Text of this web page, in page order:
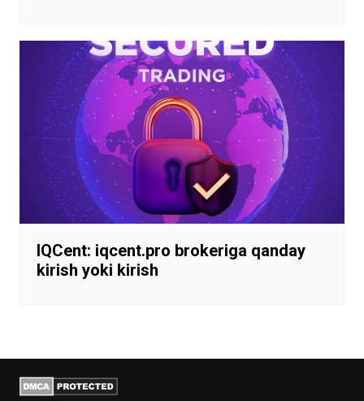
IQCent: iqcent.pro brokeriga qanday
kirish yoki kirish